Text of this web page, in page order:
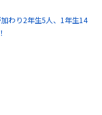
わり2年生5人、1年生14